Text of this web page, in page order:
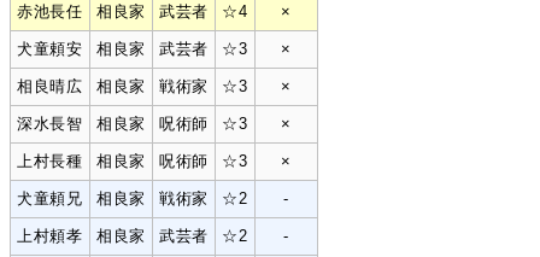
赤池長任 相良家 武芸者 ☆4 ×
犬童頼安 相良家 武芸者 ☆3 ×
相良晴広 相良家 戦術家 ☆3 ×
深水長智 相良家 呪術師 ☆3 ×
上村長種 相良家 呪術師 ☆3 ×
犬童頼兄 相良家 戦術家 ☆2 -
上村頼孝 相良家 武芸者 ☆2 -